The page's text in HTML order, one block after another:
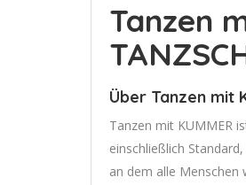
Tanzen
Über Tanzen mit
Tanzen mit KUMMER
einschließlich
an dem alle Menschen